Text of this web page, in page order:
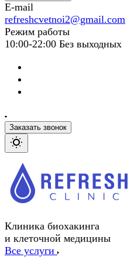
E-mail
refreshcvetnoi2@gmail.com
Режим работы
10:00-22:00 Без выходных
Заказать звонок
Клиника биохакинга
и клеточной медицины
Все услуги